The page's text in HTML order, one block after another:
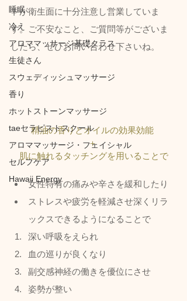
睡眠
冷え
アロママッサージ基礎クラス
生徒さん
スウェディッシュマッサージ
香り
ホットストーンマッサージ
taeセラピストスクール
アロママッサージ・フェイシャル
セルフケア
Hawaii Energy
トが衛生面に十分注意し営業していま
す。ご不安なこと、ご質問等がございま
したら、ぜひお問い合わせ下さいね。
精油の香りとオイルの効果効能
＋
肌に触れるタッチングを用いることで
女性特有の痛みや辛さを緩和したり
ストレスや疲労を軽減させ深くリラ
ックスできるようになることで
深い呼吸をえられ
血の巡りが良くなり
副交感神経の働きを優位にさせ
姿勢が整い